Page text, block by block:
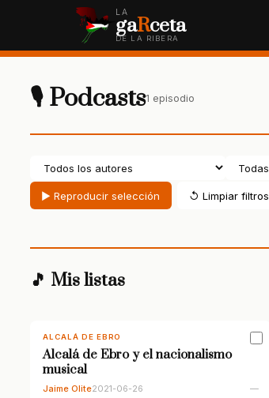
LA
gaRceta
DE LA RIBERA
🎙 Podcasts1 episodio
▶ Reproducir selección ↺ Limpiar filtros
🎵 Mis listas
ALCALÁ DE EBRO
Alcalá de Ebro y el nacionalismo
musical
Jaime Olite2021-06-26 —